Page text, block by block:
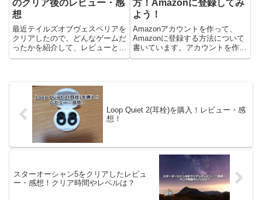
のクリア後のレビュー・感
想
最近テイルズオブヴェスペリアを
クリアしたので、どんなゲームだ
ったかを紹介して、レビューと感
想を書きました。2008年に出た
Vesperia: Definitive Ed...
方！Amazonに登録してみ
よう！
Amazonアカウントを作って、
Amazonに登録する方法について
書いています。アカウントを作る
だけで、簡単にAmazonを使い始
Loop Quiet 2(耳栓)を購入！レビュー・感
想！
スターオーシャン5をクリアしたレビュ
ー・感想！クリア時間やレベルは？